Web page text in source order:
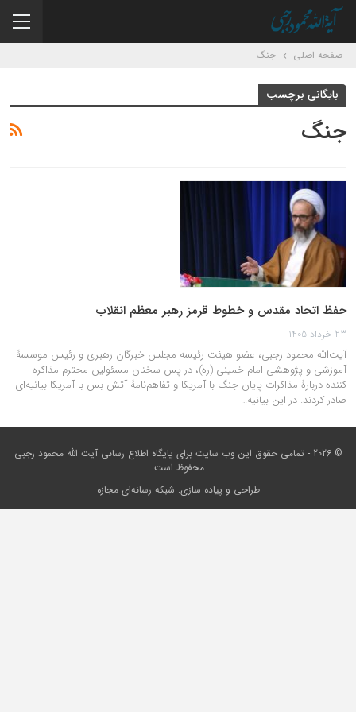
صفحه اصلی جنگ
بایگانی برچسب
جنگ
حفظ اتحاد مقدس و خطوط قرمز رهبر معظم انقلاب
23 خرداد 1405
آیت‌الله محمود رجبی، عضو هیئت رئیسه مجلس خبرگان رهبری و رئیس موسسۀ
آموزشی و پژوهشی امام خمینی (ره)، در پس سخنان مسئولین محترم مذاکره
کننده دربارۀ مذاکرات پایان جنگ با آمریکا و تفاهم‌نامۀ آتش بس با آمریکا بیانیه‌ای
صادر کردند. در این بیانیه…
© 2026 - تمامی حقوق این وب سایت برای
پایگاه اطلاع رسانی آیت الله محمود رجبی
محفوظ است.
طراحی و پیاده سازی: شبکه رسانه‌ای مجازه